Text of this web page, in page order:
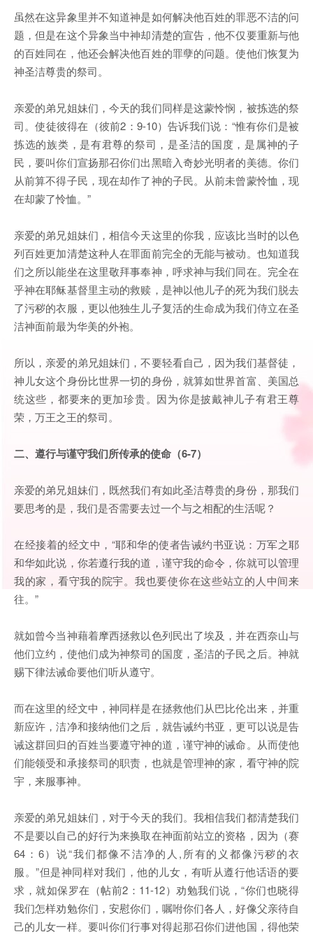
虽然在这异象里并不知道神是如何解决他百姓的罪恶不洁的问
题，但是在这个异象当中神却清楚的宣告，他不仅要重新与他
的百姓同在，他还会解决他百姓的罪孽的问题。使他们恢复为
神圣洁尊贵的祭司。
亲爱的弟兄姐妹们，今天的我们同样是这蒙怜悯，被拣选的祭
司。使徒彼得在（彼前2：9-10）告诉我们说：“惟有你们是被
拣选的族类，是有君尊的祭司，是圣洁的国度，是属神的子
民，要叫你们宣扬那召你们出黑暗入奇妙光明者的美德。你们
从前算不得子民，现在却作了神的子民。从前未曾蒙怜恤，现
在却蒙了怜恤。”
亲爱的弟兄姐妹们，相信今天这里的你我，应该比当时的以色
列百姓更加清楚这种人在罪面前完全的无能与被动。也知道我
们之所以能坐在这里敬拜事奉神，呼求神与我们同在。完全在
乎神在耶稣基督里主动的救赎，是神以他儿子的死为我们脱去
了污秽的衣服，更以他独生儿子复活的生命成为我们侍立在圣
洁神面前最为华美的外袍。
所以，亲爱的弟兄姐妹们，不要轻看自己，因为我们基督徒，
神儿女这个身份比世界一切的身份，就算如世界首富、美国总
统这些，都要来的更加珍贵。因为你是披戴神儿子有君王尊
荣，万王之王的祭司。
二、遵行与谨守我们所传承的使命（6-7）
亲爱的弟兄姐妹们，既然我们有如此圣洁尊贵的身份，那我们
要思考的是，我们是否需要去过一个与之相配的生活呢？
在经接着的经文中，“耶和华的使者告诫约书亚说：万军之耶
和华如此说，你若遵行我的道，谨守我的命令，你就可以管理
我的家，看守我的院宇。我也要使你在这些站立的人中间来
往。”
就如曾今当神藉着摩西拯救以色列民出了埃及，并在西奈山与
他们立约，使他们成为神祭司的国度，圣洁的子民之后。神就
赐下律法诫命要他们听从遵守。
而在这里的经文中，神同样是在拯救他们从巴比伦出来，并重
新应许，洁净和接纳他们之后，就告诫约书亚，更可以说是告
诫这群回归的百姓当要遵守神的道，谨守神的诫命。从而使他
们能领受和承接祭司的职责，也就是管理神的家，看守神的院
宇，来服事神。
亲爱的弟兄姐妹们，对于今天的我们。我相信我们都清楚我们
不是要以自己的好行为来换取在神面前站立的资格，因为（赛
64：6）说“我们都像不洁净的人,所有的义都像污秽的衣
服。”但是神同样对我们，他的儿女，有听从遵行他话语的要
求，就如保罗在（帖前2：11-12）劝勉我们说，“你们也晓得
我们怎样劝勉你们，安慰你们，嘱咐你们各人，好像父亲待自
己的儿女一样。要叫你们行事对得起那召你们进他国，得他荣